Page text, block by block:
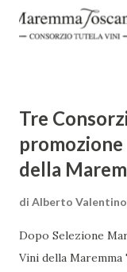
complessità.
canti, composto
Tre
della
di Alberto
Dopo Selezione
Vini della Maremma